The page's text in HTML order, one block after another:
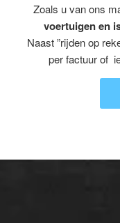
Zoals u van ons
voertuigen en
Naast ”rijden op
per factuur of